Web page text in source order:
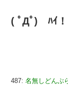
( ﾟДﾟ)ゞﾊｲ！
487: 名無しどんぶ